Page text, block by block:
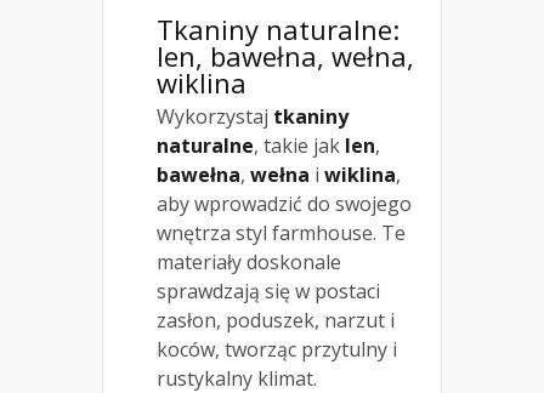
Tkaniny naturalne:
len, bawełna, wełna,
wiklina
Wykorzystaj tkaniny
naturalne, takie jak len,
bawełna, wełna i wiklina,
aby wprowadzić do swojego
wnętrza styl farmhouse. Te
materiały doskonale
sprawdzają się w postaci
zasłon, poduszek, narzut i
koców, tworząc przytulny i
rustykalny klimat.